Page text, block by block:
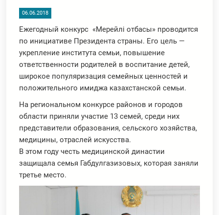
06.06.2018
Ежегодный конкурс «Мерейлі отбасы» проводится
по инициативе Президента страны. Его цель —
укрепление института семьи, повышение
ответственности родителей в воспитание детей,
широкое популяризация семейных ценностей и
положительного имиджа казахстанской семьи.
На региональном конкурсе районов и городов
области приняли участие 13 семей, среди них
представители образования, сельского хозяйства,
медицины, отраслей искусства.
В этом году честь медицинской династии
защищала семья Габдулгазизовых, которая заняли
третье место.